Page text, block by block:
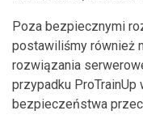
Poza bezpiecznymi
postawiliśmy również
rozwiązania
przypadku
bezpieczeństwa